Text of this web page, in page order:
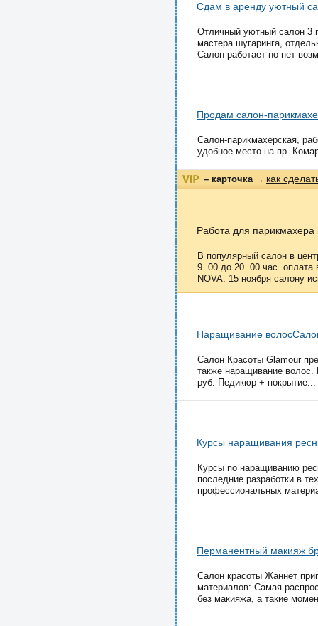
Сдам в аренду уютный
Отличный уютный салон 3
мастера шугаринга,
Салон работает но нет
Продам салон-
Салон-парикмахерская,
удобное место на пр.
– карточка → как
Работа для парикмахера
В популярный салон в
9. 00 до 20. 00 час.
NOVA: 15 ноября салону
Наращивание
Салон Красоты Glamour
также наращивание
руб. Педикюр + покрытие...
Курсы наращивания
Курсы по наращиванию
последние разработки в
профессиональных
Перманентный макияж
Caлoн кpacoты Жaннeт
мaтepиaлoв: Caмaя
бeз мaкияжa, a тaкиe